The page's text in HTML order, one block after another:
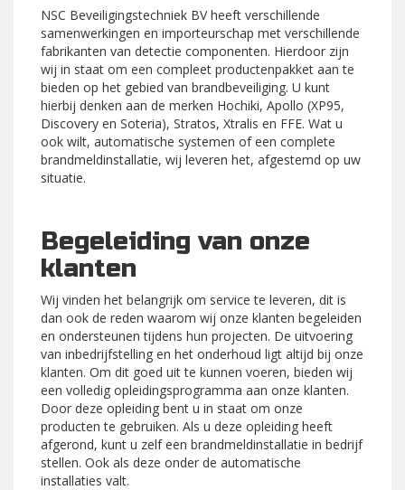
NSC Beveiligingstechniek BV heeft verschillende
samenwerkingen en importeurschap met verschillende
fabrikanten van detectie componenten. Hierdoor zijn
wij in staat om een compleet productenpakket aan te
bieden op het gebied van brandbeveiliging. U kunt
hierbij denken aan de merken Hochiki, Apollo (XP95,
Discovery en Soteria), Stratos, Xtralis en FFE. Wat u
ook wilt, automatische systemen of een complete
brandmeldinstallatie, wij leveren het, afgestemd op uw
situatie.
Begeleiding van onze
klanten
Wij vinden het belangrijk om service te leveren, dit is
dan ook de reden waarom wij onze klanten begeleiden
en ondersteunen tijdens hun projecten. De uitvoering
van inbedrijfstelling en het onderhoud ligt altijd bij onze
klanten. Om dit goed uit te kunnen voeren, bieden wij
een volledig opleidingsprogramma aan onze klanten.
Door deze opleiding bent u in staat om onze
producten te gebruiken. Als u deze opleiding heeft
afgerond, kunt u zelf een brandmeldinstallatie in bedrijf
stellen. Ook als deze onder de automatische
installaties valt.